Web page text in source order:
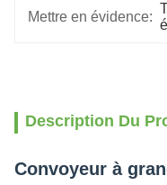
Mettre en évidence:
Description Du
Convoyeur à